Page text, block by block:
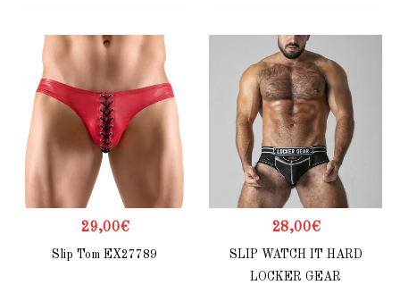
29,00€
Slip Tom EX27789
28,00€
SLIP WATCH IT HARD
LOCKER GEAR